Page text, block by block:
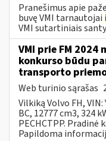
Pranešimus apie
buvę VMI tarnautojai
VMI sutartiniais
VMI prie FM 2024
konkurso būdu
transporto
Web turinio sąrašas
Vilkiką Volvo FH, VIN:
BC, 12777 cm3, 324
PECHCTPP. Pradinė
Papildoma